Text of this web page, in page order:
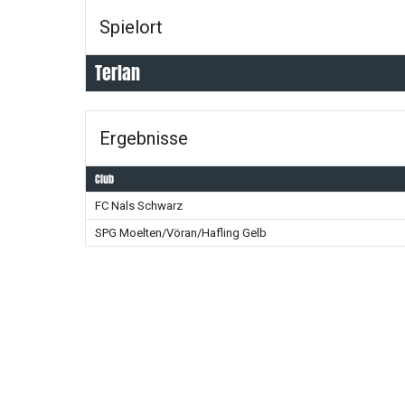
Spielort
Terlan
Ergebnisse
Club
FC Nals Schwarz
SPG Moelten/Vöran/Hafling Gelb